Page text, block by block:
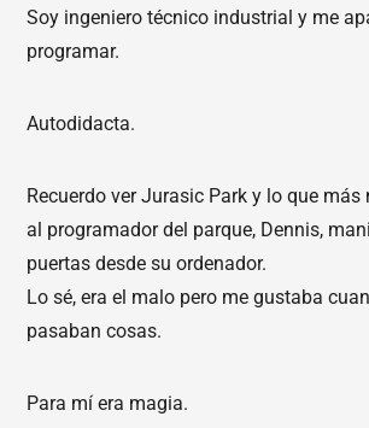
Soy ingeniero técnico industrial y me
programar.
Autodidacta.
Recuerdo ver Jurasic Park y lo que
al programador del parque, Dennis,
puertas desde su ordenador.
Lo sé, era el malo pero me gustaba
pasaban cosas.
Para mí era magia.